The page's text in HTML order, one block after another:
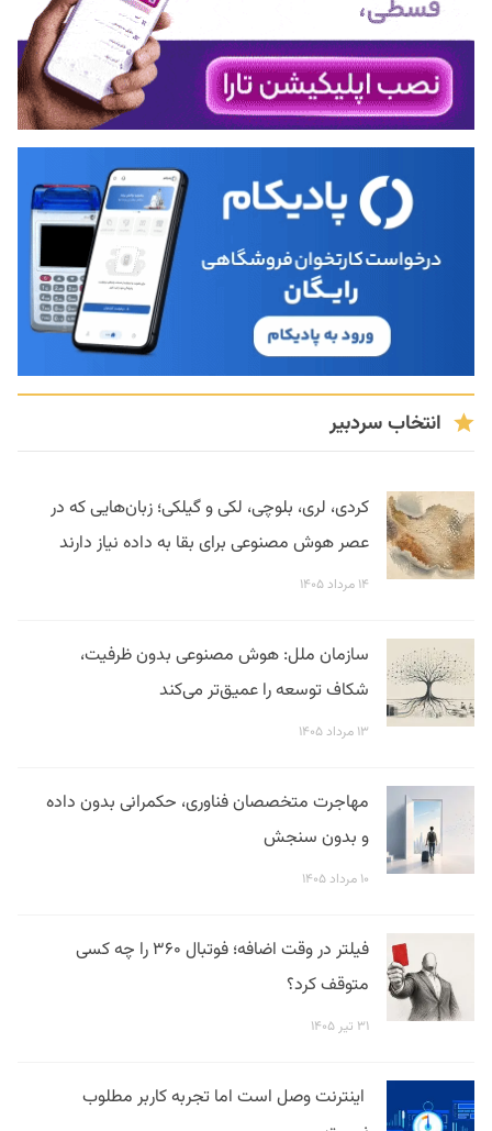
انتخاب سردبیر
کردی، لری، بلوچی، لکی و گیلکی؛ زبان‌هایی که در
عصر هوش مصنوعی برای بقا به داده نیاز دارند
۱۴ مرداد ۱۴۰۵
سازمان ملل: هوش مصنوعی بدون ظرفیت،
شکاف توسعه را عمیق‌تر می‌کند
۱۳ مرداد ۱۴۰۵
مهاجرت متخصصان فناوری، حکمرانی بدون داده
و بدون سنجش
۱۰ مرداد ۱۴۰۵
فیلتر در وقت اضافه؛ فوتبال ۳۶۰ را چه کسی
متوقف کرد؟
۳۱ تیر ۱۴۰۵
اینترنت وصل است اما تجربه کاربر مطلوب